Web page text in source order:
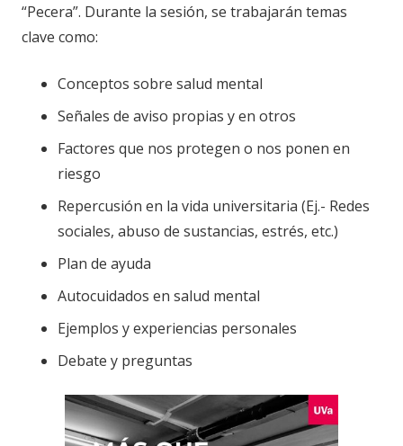
“Pecera”. Durante la sesión, se trabajarán temas
clave como:
Conceptos sobre salud mental
Señales de aviso propias y en otros
Factores que nos protegen o nos ponen en
riesgo
Repercusión en la vida universitaria (Ej.- Redes
sociales, abuso de sustancias, estrés, etc.)
Plan de ayuda
Autocuidados en salud mental
Ejemplos y experiencias personales
Debate y preguntas